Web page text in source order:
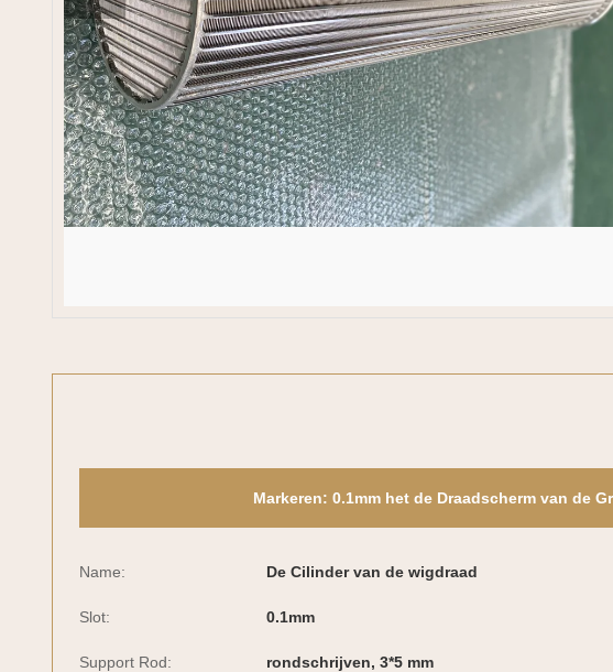
Markeren: 0.1mm het de Draadscherm van de
Name: De Cilinder van de wigdraad
Slot: 0.1mm
Support Rod: rondschrijven, 3*5 mm